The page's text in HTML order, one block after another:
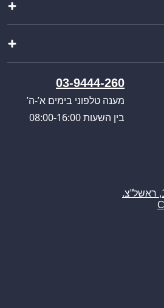
03-9444-260
מענה טלפוני בימים א’-ה’
בין השעות 08:00-16:00
רח’ אברהם בומה שביט 1, ראשל”צ.